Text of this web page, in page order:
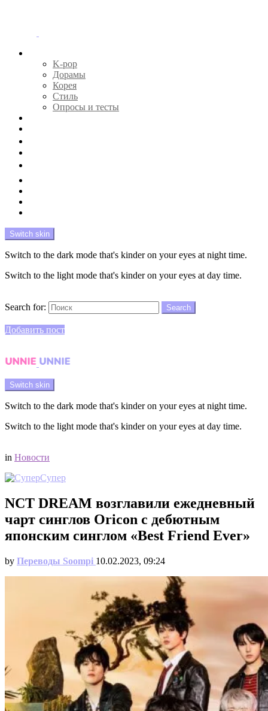
K-pop
Дорамы
Корея
Стиль
Опросы и тесты
Switch skin
Switch to the dark mode that's kinder on your eyes at night time.
Switch to the light mode that's kinder on your eyes at day time.
Search for:
Search
Добавить пост
Switch skin
Switch to the dark mode that's kinder on your eyes at night time.
Switch to the light mode that's kinder on your eyes at day time.
in Новости
Супер
NCT DREAM возглавили ежедневный
чарт синглов Oricon с дебютным
японским синглом «Best Friend Ever»
by Переводы Soompi 10.02.2023, 09:24